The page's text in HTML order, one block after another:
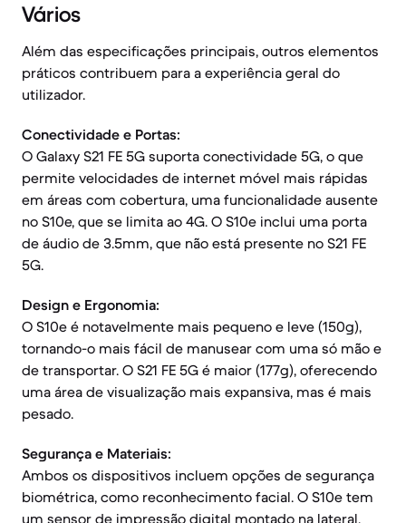
Vários
Além das especificações principais, outros elementos
práticos contribuem para a experiência geral do
utilizador.
Conectividade e Portas:
O Galaxy S21 FE 5G suporta conectividade 5G, o que
permite velocidades de internet móvel mais rápidas
em áreas com cobertura, uma funcionalidade ausente
no S10e, que se limita ao 4G. O S10e inclui uma porta
de áudio de 3.5mm, que não está presente no S21 FE
5G.
Design e Ergonomia:
O S10e é notavelmente mais pequeno e leve (150g),
tornando-o mais fácil de manusear com uma só mão e
de transportar. O S21 FE 5G é maior (177g), oferecendo
uma área de visualização mais expansiva, mas é mais
pesado.
Segurança e Materiais:
Ambos os dispositivos incluem opções de segurança
biométrica, como reconhecimento facial. O S10e tem
um sensor de impressão digital montado na lateral,